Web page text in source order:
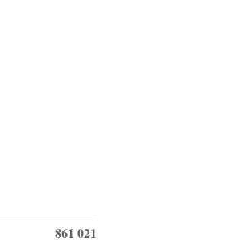
861 021